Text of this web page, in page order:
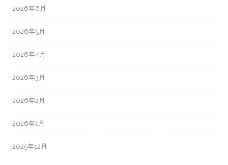
2026年6月
2026年5月
2026年4月
2026年3月
2026年2月
2026年1月
2025年12月